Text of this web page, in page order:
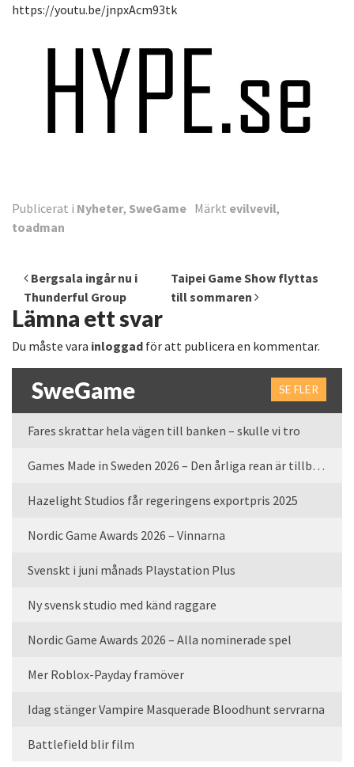
https://youtu.be/jnpxAcm93tk
Publicerat i Nyheter, SweGame Märkt evilvevil,
toadman
Inläggsnavigering
Bergsala ingår nu i
Thunderful Group
Taipei Game Show flyttas
till sommaren
Lämna ett svar
Du måste vara inloggad för att publicera en kommentar.
SweGame SE FLER
Fares skrattar hela vägen till banken – skulle vi tro
Games Made in Sweden 2026 – Den årliga rean är tillbaka
Hazelight Studios får regeringens exportpris 2025
Nordic Game Awards 2026 – Vinnarna
Svenskt i juni månads Playstation Plus
Ny svensk studio med känd raggare
Nordic Game Awards 2026 – Alla nominerade spel
Mer Roblox-Payday framöver
Idag stänger Vampire Masquerade Bloodhunt servrarna
Battlefield blir film